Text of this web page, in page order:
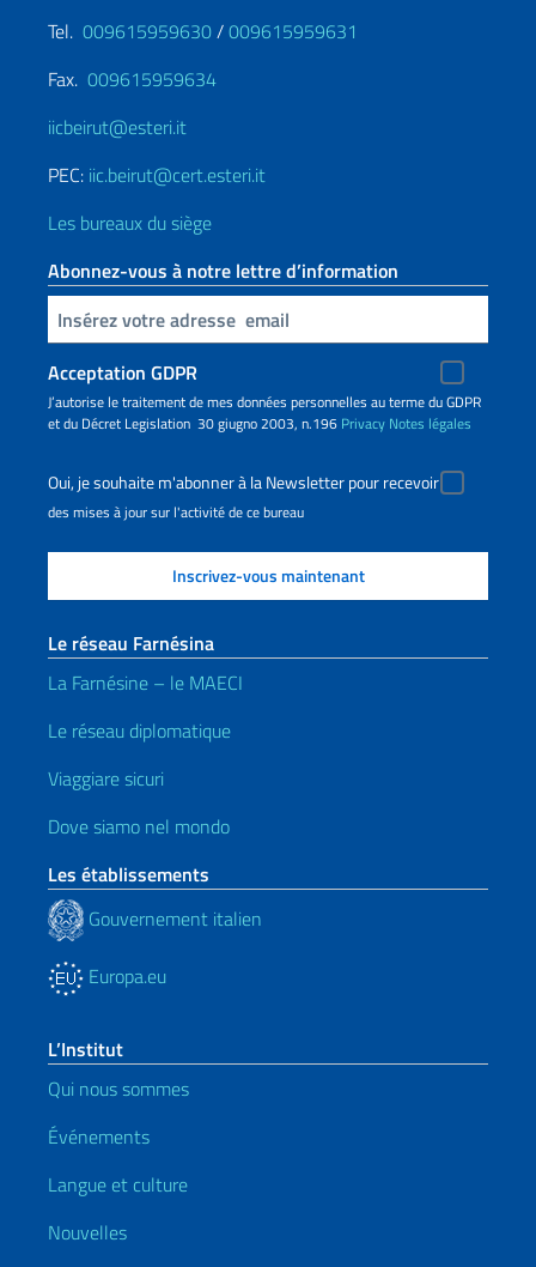
Tel. 009615959630/009615959631
Fax. 009615959634
iicbeirut@esteri.it
PEC: iic.beirut@cert.esteri.it
Les bureaux du siège
Abonnez-vous à notre lettre d’information
Insert your email
Acceptation GDPR
J’autorise le traitement de mes données personnelles au terme du GDPR
et du Décret Legislation 30 giugno 2003, n.196 Privacy Notes légales
Oui, je souhaite m'abonner à la Newsletter pour recevoir
des mises à jour sur l'activité de ce bureau
Le réseau Farnésina
La Farnésine – le MAECI
Le réseau diplomatique
Viaggiare sicuri
Dove siamo nel mondo
Les établissements
Gouvernement italien
Europa.eu
L’Institut
Qui nous sommes
Événements
Langue et culture
Nouvelles